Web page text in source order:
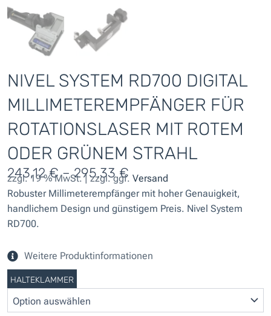
NIVEL SYSTEM RD700 DIGITAL
MILLIMETEREMPFÄNGER FÜR
ROTATIONSLASER MIT ROTEM
ODER GRÜNEM STRAHL
243,12€–295,33€
zzgl. 19 % MwSt. | zzgl. ggf. Versand
Robuster Millimeterempfänger mit hoher Genauigkeit,
handlichem Design und günstigem Preis. Nivel System
RD700.
Weitere Produktinformationen
HALTEKLAMMER
Nivel
System
digital